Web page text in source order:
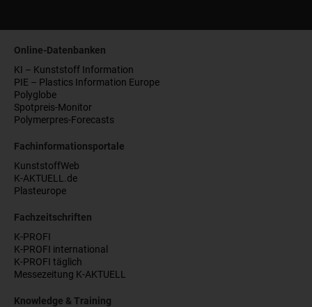
Online-Datenbanken
KI – Kunststoff Information
PIE – Plastics Information Europe
Polyglobe
Spotpreis-Monitor
Polymerpres-Forecasts
Fachinformationsportale
KunststoffWeb
K-AKTUELL.de
Plasteurope
Fachzeitschriften
K-PROFI
K-PROFI international
K-PROFI täglich
Messezeitung K-AKTUELL
Knowledge & Training